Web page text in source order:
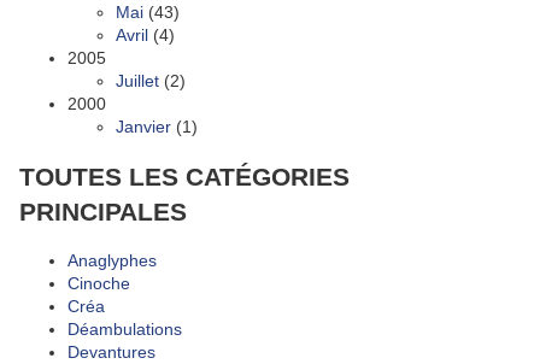
Mai (43)
Avril (4)
2005
Juillet (2)
2000
Janvier (1)
TOUTES LES CATÉGORIES
PRINCIPALES
Anaglyphes
Cinoche
Créa
Déambulations
Devantures